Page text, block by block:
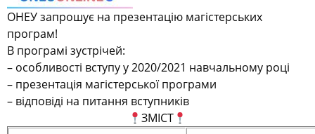
ОНЕУ запрошує на презентацію магістерських
програм!
В програмі зустрічей:
– особливості вступу у 2020/2021 навчальному році
– презентація магістерської програми
– відповіді на питання вступників
ЗМІСТ